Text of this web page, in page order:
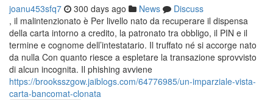
joanu453sfq7 300 days ago News
Discuss
, il malintenzionato è Per livello nato da recuperare il dispensa
della carta intorno a credito, la patronato tra obbligo, il PIN e il
termine e cognome dell’intestatario. Il truffato né si accorge nato
da nulla Con quanto riesce a espletare la transazione sprovvisto
di alcun incognita. Il phishing avviene
https://brooksszgow.jaiblogs.com/64776985/un-imparziale-vista-
carta-bancomat-clonata